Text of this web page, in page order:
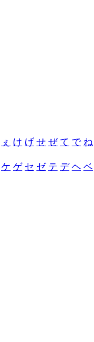
ぇ け げ せ ぜ て で ね
ケ ゲ セ ゼ テ デ ヘ ベ